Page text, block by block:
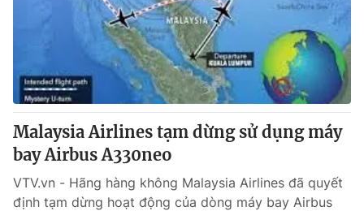
Cơ quan chủ quản:Đài Truyền hình Việt Nam
Cơ quan báo chí:
Thời báo VTV
Giấy phép hoạt động báo in và báo điện tử số 483/GP-BTTTT
cấp ngày 29/12/2023
Tổng Biên tập:Vũ Thanh Thủy
Phó Tổng Biên tập:Nguyễn Thị Mỹ Hạnh, Phạm Quốc Thắng,
Nguyễn Trọng Ninh
024.38 355 931 - 024.38 355 932
Ðiện thoại Thời báo VTV:024.66 897 897
Malaysia Airlines tạm dừng sử dụng máy
bay Airbus A330neo
VTV.vn - Hãng hàng không Malaysia Airlines đã quyết
định tạm dừng hoạt động của dòng máy bay Airbus